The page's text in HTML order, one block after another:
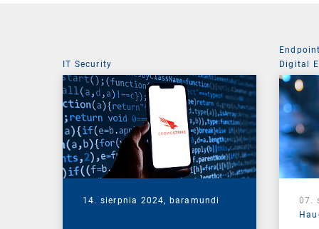
IT Security
14. sierpnia 2024, baramundi
Digital
Mobile
07.